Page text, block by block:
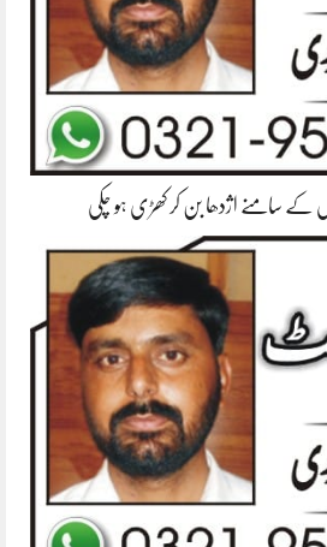
کے سامنے اژدھا بن کر کھڑی ہو چکی